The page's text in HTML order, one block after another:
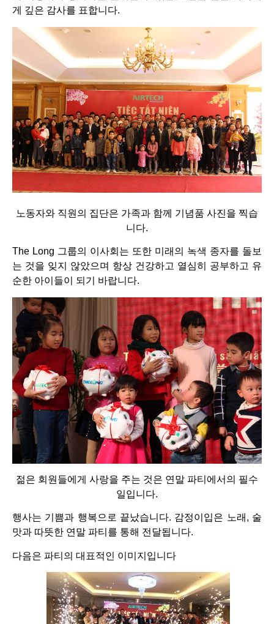
게 깊은 감사를 표합니다.
노동자와 직원의 집단은 가족과 함께 기념품 사진을 찍습
니다.
The Long 그룹의 이사회는 또한 미래의 녹색 종자를 돌보
는 것을 잊지 않았으며 항상 건강하고 열심히 공부하고 유
순한 아이들이 되기 바랍니다.
젊은 회원들에게 사랑을 주는 것은 연말 파티에서의 필수
일입니다.
행사는 기쁨과 행복으로 끝났습니다. 감정이입은 노래, 술
맛과 따뜻한 연말 파티를 통해 전달됩니다.
다음은 파티의 대표적인 이미지입니다